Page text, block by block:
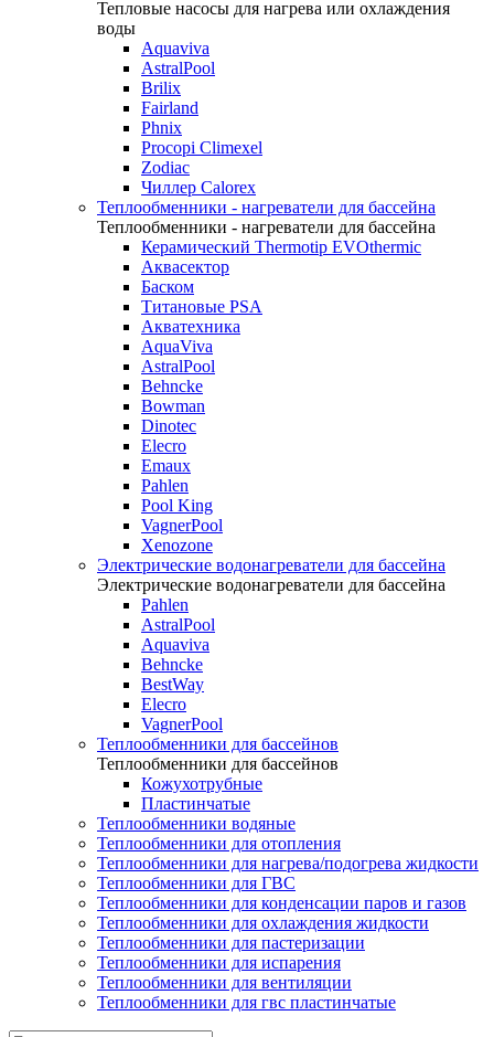
Тепловые насосы для нагрева или охлаждения
воды
Aquaviva
AstralPool
Brilix
Fairland
Phnix
Procopi Climexel
Zodiac
Чиллер Calorex
Теплообменники - нагреватели для бассейна
Теплообменники - нагреватели для бассейна
Керамический Thermotip EVOthermic
Аквасектор
Баском
Титановые PSA
Акватехника
AquaViva
AstralPool
Behncke
Bowman
Dinotec
Elecro
Emaux
Pahlen
Pool King
VagnerPool
Xenozone
Электрические водонагреватели для бассейна
Электрические водонагреватели для бассейна
Pahlen
AstralPool
Aquaviva
Behncke
BestWay
Elecro
VagnerPool
Теплообменники для бассейнов
Теплообменники для бассейнов
Кожухотрубные
Пластинчатые
Теплообменники водяные
Теплообменники для отопления
Теплообменники для нагрева/подогрева жидкости
Теплообменники для ГВС
Теплообменники для конденсации паров и газов
Теплообменники для охлаждения жидкости
Теплообменники для пастеризации
Теплообменники для испарения
Теплообменники для вентиляции
Теплообменники для гвс пластинчатые